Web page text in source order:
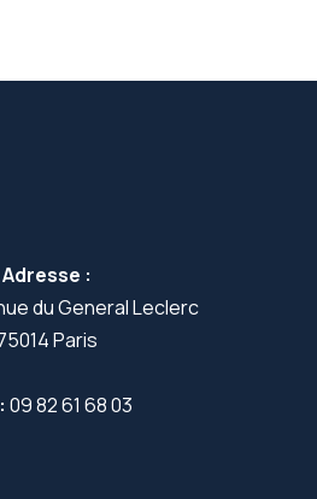
Adresse :
du General Leclerc
Paris
09 82 61 68 03